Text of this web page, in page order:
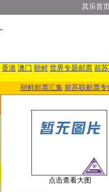
其乐首
香港 澳门 朝鲜 世界专题邮票 前
朝鲜邮票汇集 前苏联邮票专
点击查看大图